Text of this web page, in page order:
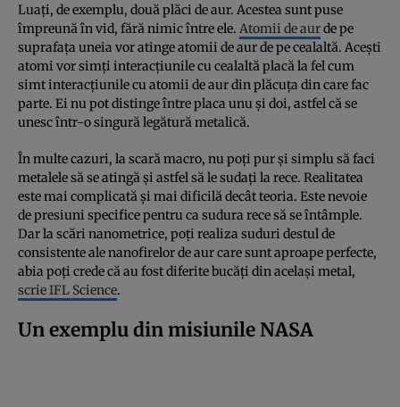
Luați, de exemplu, două plăci de aur. Acestea sunt puse
împreună în vid, fără nimic între ele. Atomii de aurde pe
suprafața uneia vor atinge atomii de aur de pe cealaltă. Acești
atomi vor simți interacțiunile cu cealaltă placă la fel cum
simt interacțiunile cu atomii de aur din plăcuța din care fac
parte. Ei nu pot distinge între placa unu și doi, astfel că se
unesc într-o singură legătură metalică.
În multe cazuri, la scară macro, nu poți pur și simplu să faci
metalele să se atingă și astfel să le sudați la rece. Realitatea
este mai complicată și mai dificilă decât teoria. Este nevoie
de presiuni specifice pentru ca sudura rece să se întâmple.
Dar la scări nanometrice, poți realiza suduri destul de
consistente ale nanofirelor de aur care sunt aproape perfecte,
abia poți crede că au fost diferite bucăți din același metal,
scrie IFL Science.
Un exemplu din misiunile NASA